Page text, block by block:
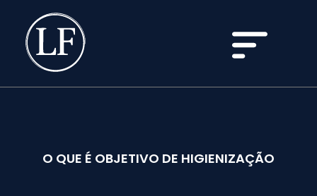
O QUE É OBJETIVO DE HIGIENIZAÇÃO